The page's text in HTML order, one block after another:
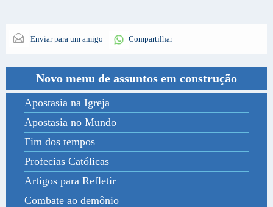
Enviar para um amigo Compartilhar
Novo menu de assuntos em construção
Apostasia na Igreja
Apostasia no Mundo
Fim dos tempos
Profecias Católicas
Artigos para Refletir
Combate ao demônio